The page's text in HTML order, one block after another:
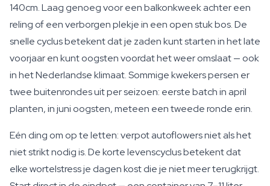
140cm. Laag genoeg voor een balkonkweek achter een
reling of een verborgen plekje in een open stuk bos. De
snelle cyclus betekent dat je zaden kunt starten in het late
voorjaar en kunt oogsten voordat het weer omslaat — ook
in het Nederlandse klimaat. Sommige kwekers persen er
twee buitenrondes uit per seizoen: eerste batch in april
planten, in juni oogsten, meteen een tweede ronde erin.
Eén ding om op te letten: verpot autoflowers niet als het
niet strikt nodig is. De korte levenscyclus betekent dat
elke wortelstress je dagen kost die je niet meer terugkrijgt.